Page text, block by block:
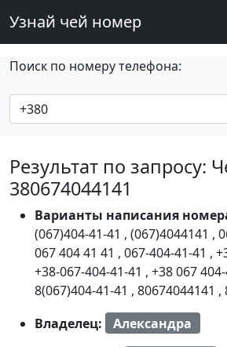
Узнай чей номер
Поиск по номеру телефона:
Результат по запросу:
380674044141
Варианты написания
(067)404-41-41 , (067)4044141 ,
067 404 41 41 , 067-404-41-41 ,
+38-067-404-41-41 , +38 067
8(067)404-41-41 , 80674044141 ,
Владелец:
Александра